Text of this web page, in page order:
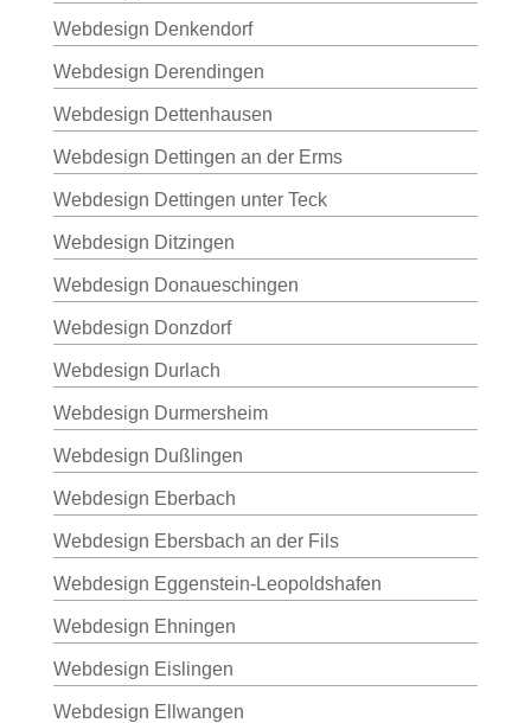
Webdesign Denkendorf
Webdesign Derendingen
Webdesign Dettenhausen
Webdesign Dettingen an der Erms
Webdesign Dettingen unter Teck
Webdesign Ditzingen
Webdesign Donaueschingen
Webdesign Donzdorf
Webdesign Durlach
Webdesign Durmersheim
Webdesign Dußlingen
Webdesign Eberbach
Webdesign Ebersbach an der Fils
Webdesign Eggenstein-Leopoldshafen
Webdesign Ehningen
Webdesign Eislingen
Webdesign Ellwangen